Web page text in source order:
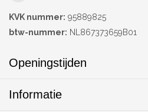
KVK nummer: 95889825
btw-nummer: NL867373659B01
Openingstijden
Informatie